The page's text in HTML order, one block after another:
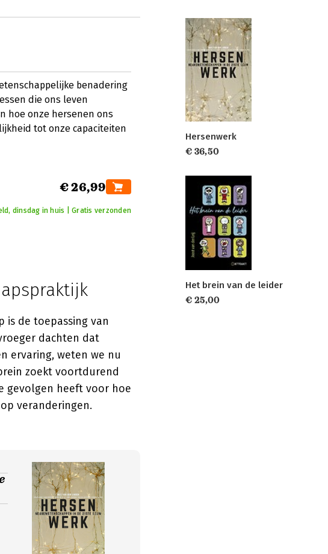
benadering
die ons leven
hoe onze hersenen ons
tot onze capaciteiten
€ 26,99
dinsdag in huis | Gratis verzonden
is de toepassing van
dachten dat
ervaring, weten we nu
zoekt voortdurend
gevolgen heeft voor hoe
veranderingen.
Hersenwerk
€ 36,50
Het brein van de leider
€ 25,00